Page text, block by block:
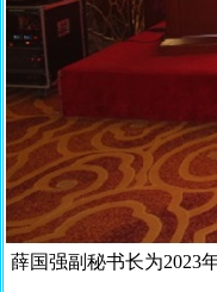
薛国强副秘书长为2023